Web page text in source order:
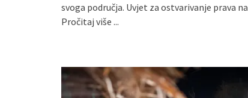
svoga područja. Uvjet za ostvarivanje prava na
Pročitaj više ...